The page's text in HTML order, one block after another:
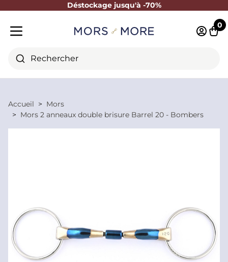
Déstockage jusqu'à -70%
Fermer
Rechercher
0
Accueil
Mors
Mors 2 anneaux double brisure Barrel 20 - Bombers